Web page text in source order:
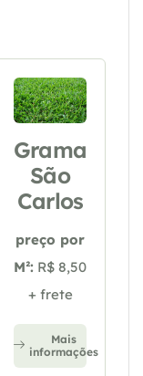
Grama
São
Carlos
preço por
M²: R$ 8,50
+ frete
Mais
informações